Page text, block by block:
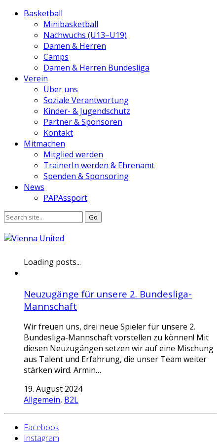
Basketball
Minibasketball
Nachwuchs (U13–U19)
Damen & Herren
Camps
Damen & Herren Bundesliga
Verein
Über uns
Soziale Verantwortung
Kinder- & Jugendschutz
Partner & Sponsoren
Kontakt
Mitmachen
Mitglied werden
TrainerIn werden & Ehrenamt
Spenden & Sponsoring
News
PAPAssport
Loading posts...
Neuzugänge für unsere 2. Bundesliga-
Mannschaft
Wir freuen uns, drei neue Spieler für unsere 2.
Bundesliga-Mannschaft vorstellen zu können! Mit
diesen Neuzugängen setzen wir auf eine Mischung
aus Talent und Erfahrung, die unser Team weiter
stärken wird. Armin…
19. August 2024
Allgemein, B2L
Facebook
Instagram